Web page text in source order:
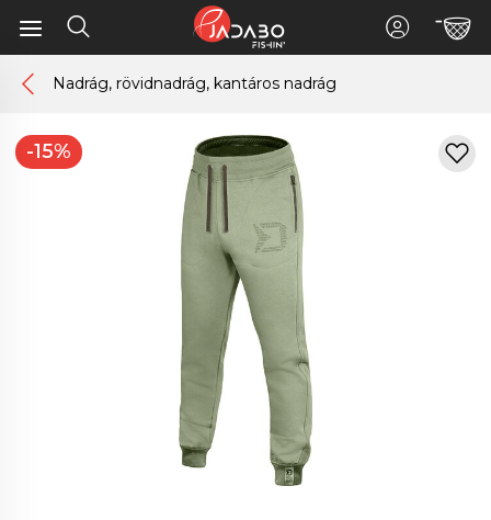
Nadrág, rövidnadrág, kantáros nadrág
-15%